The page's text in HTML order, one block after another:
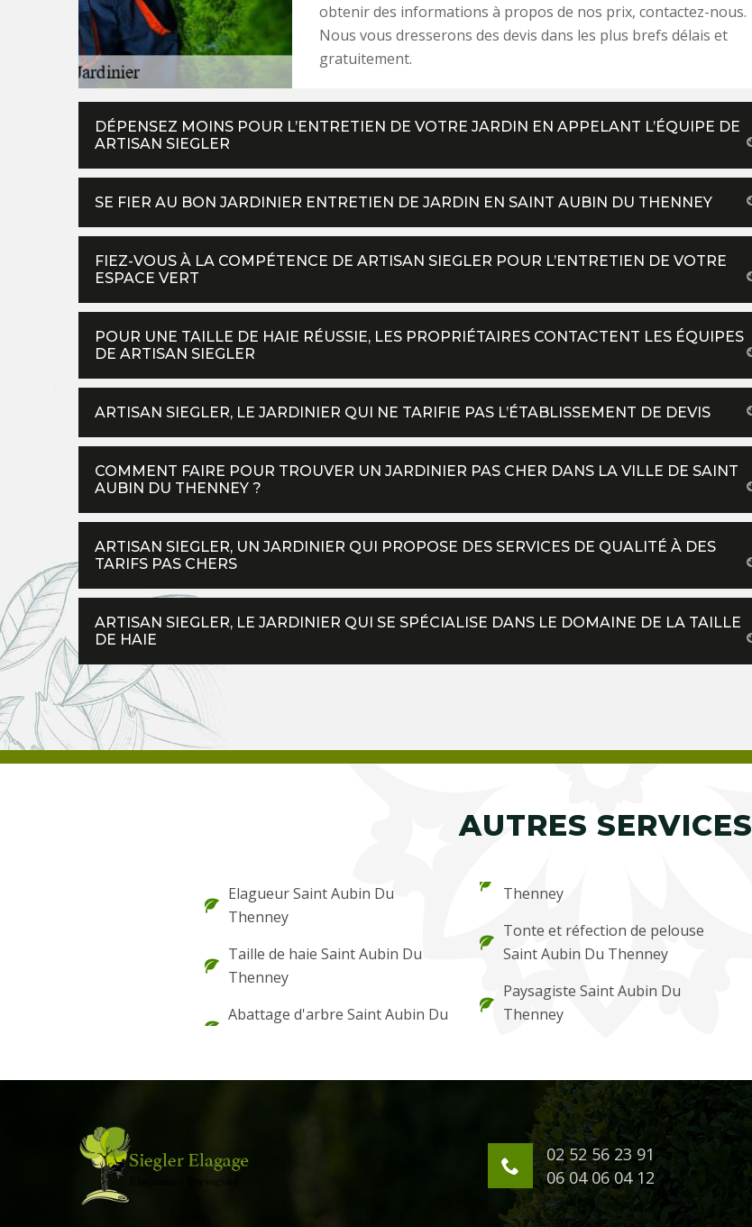
obtenir des informations à propos de nos prix, contactez-nous.
Nous vous dresserons des devis dans les plus brefs délais et
gratuitement.
DÉPENSEZ MOINS POUR L’ENTRETIEN DE VOTRE JARDIN EN APPELANT L’ÉQUIPE DE
ARTISAN SIEGLER
SE FIER AU BON JARDINIER ENTRETIEN DE JARDIN EN SAINT AUBIN DU THENNEY
FIEZ-VOUS À LA COMPÉTENCE DE ARTISAN SIEGLER POUR L’ENTRETIEN DE VOTRE
ESPACE VERT
POUR UNE TAILLE DE HAIE RÉUSSIE, LES PROPRIÉTAIRES CONTACTENT LES ÉQUIPES
DE ARTISAN SIEGLER
ARTISAN SIEGLER, LE JARDINIER QUI NE TARIFIE PAS L’ÉTABLISSEMENT DE DEVIS
COMMENT FAIRE POUR TROUVER UN JARDINIER PAS CHER DANS LA VILLE DE SAINT
AUBIN DU THENNEY ?
ARTISAN SIEGLER, UN JARDINIER QUI PROPOSE DES SERVICES DE QUALITÉ À DES
TARIFS PAS CHERS
ARTISAN SIEGLER, LE JARDINIER QUI SE SPÉCIALISE DANS LE DOMAINE DE LA TAILLE
DE HAIE
AUTRES SERVICES
Elagueur Saint Aubin Du
Thenney
Taille de haie Saint Aubin Du
Thenney
Abattage d'arbre Saint Aubin Du
Thenney
Tonte et réfection de pelouse
Saint Aubin Du Thenney
Paysagiste Saint Aubin Du
Thenney
02 52 56 23 91
06 04 06 04 12